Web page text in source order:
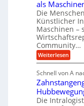
H
y
d
r
a
u
l
k
i
m
a
n
g
l
e
b
i
g
e
K
u
n
e
s
s
t
e
i
g
e
r
t
als
Die
Künstlicher
Maschinen –
Community…
Weiterlesen:
M
n
s
c
h
e
Schnell von A
Die